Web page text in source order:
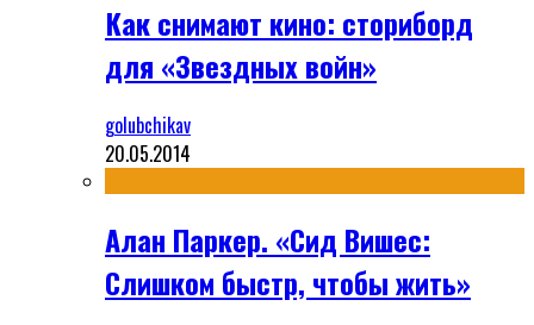
Как снимают кино: сториборд
для «Звездных войн»
golubchikav
20.05.2014
Алан Паркер. «Сид Вишес:
Слишком быстр, чтобы жить»